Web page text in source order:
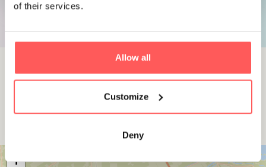
of their services.
Allow all
Customize
Deny
Wat zit er in de buurt?
+